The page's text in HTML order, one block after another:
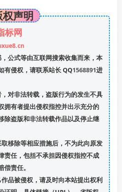
权声明
标网
公式等由互联网搜索收集而来，本
有侵权，请联系站长 QQ1568891进
对非法转载，盗版行为的发生不具
拥有者提出侵权指控并出示充分的
除盗版和非法转载作品以及停止继
移除等相应措施后，不为此向原发
责任，包括不承担因侵权指控不成
责任。
品被侵权，请及时向本站提出权利